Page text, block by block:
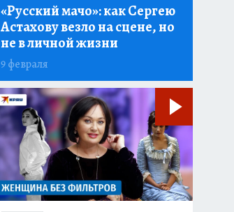
«Русский мачо»:как Сергею
Астахову везло на сцене, но
не в личной жизни
9 февраля